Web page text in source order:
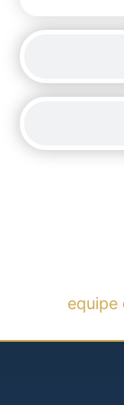
equipe